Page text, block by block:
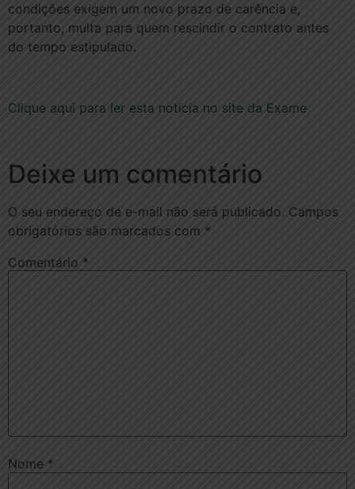
condições exigem um novo prazo de carência e,
portanto, multa para quem rescindir o contrato antes
do tempo estipulado.
Clique aqui para ler esta notícia no site da Exame
Deixe um comentário
O seu endereço de e-mail não será publicado. Campos
obrigatórios são marcados com *
Comentário *
Nome *